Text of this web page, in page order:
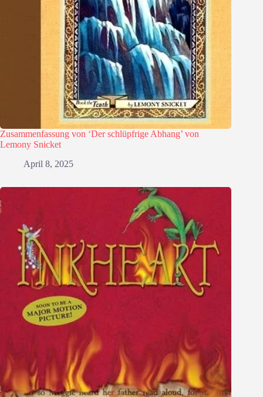
Zusammenfassung von ‘Der schlüpfrige Abhang’ von
Lemony Snicket
April 8, 2025